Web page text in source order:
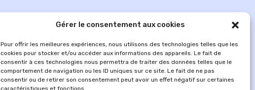
Gérer le consentement aux cookies
Pour offrir les meilleures expériences, nous utilisons des technologies telles que les
cookies pour stocker et/ou accéder aux informations des appareils. Le fait de
consentir à ces technologies nous permettra de traiter des données telles que le
comportement de navigation ou les ID uniques sur ce site. Le fait de ne pas
consentir ou de retirer son consentement peut avoir un effet négatif sur certaines
caractéristiques et fonctions.